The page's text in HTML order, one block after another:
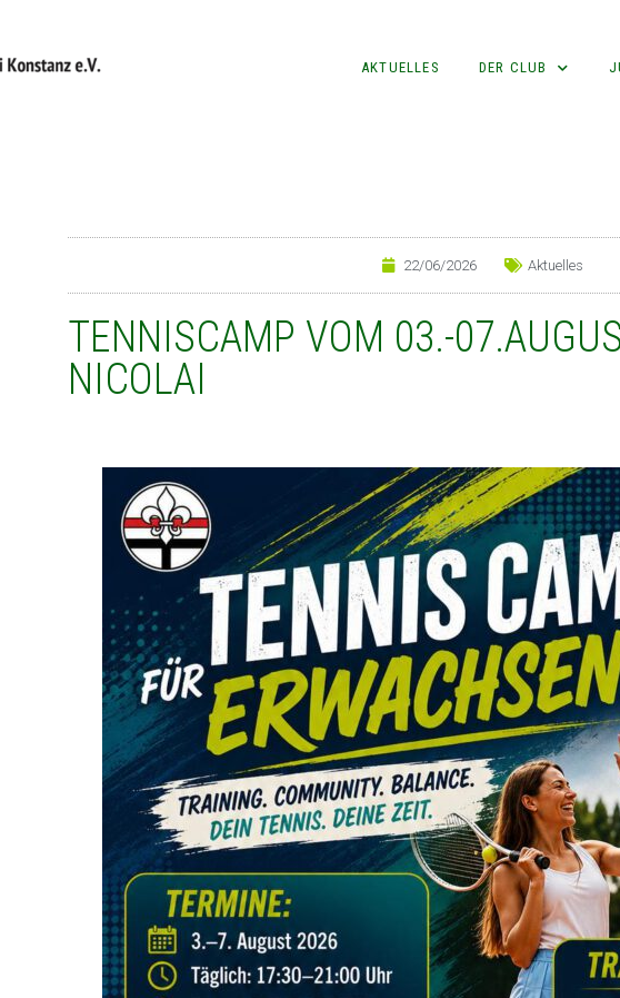
AKTUELLES DER CLUB
22/06/2026 Aktuelles
TENNISCAMP VOM 03.-
NICOLAI